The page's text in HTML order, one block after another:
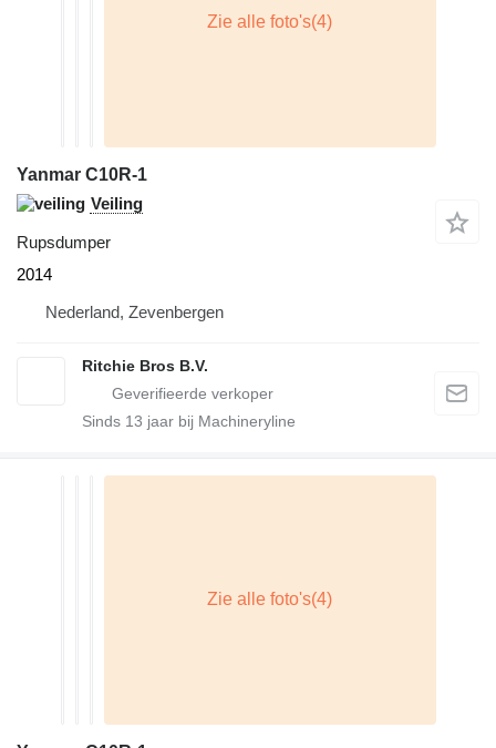
Yanmar C10R-1
Veiling
Rupsdumper
2014
Nederland, Zevenbergen
Ritchie Bros B.V.
Sinds 13 jaar bij Machineryline